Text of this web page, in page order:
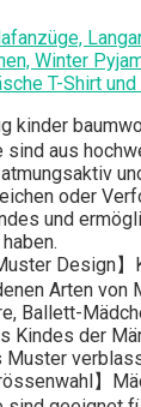
Winter
T-Shirt
kinder
sind aus
oder
und
Design
Arten von
Ballett-
Kindes der
Muster
】